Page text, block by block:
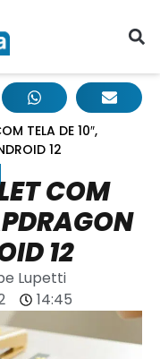
TELA DE 10″,
12
COM
12
Lupetti
14:45